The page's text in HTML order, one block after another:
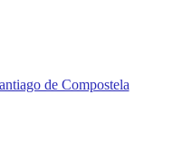
de Compostela